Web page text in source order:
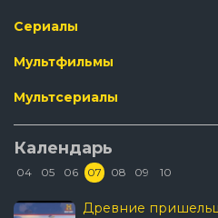
Сериалы
Мультфильмы
Мультсериалы
Календарь
04 05 06 07 08 09 10
Древние